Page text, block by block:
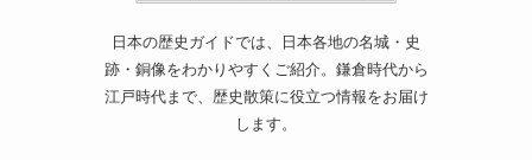
日本の歴史ガイドでは、日本各地の名城・史
跡・銅像をわかりやすくご紹介。鎌倉時代から
江戸時代まで、歴史散策に役立つ情報をお届け
します。